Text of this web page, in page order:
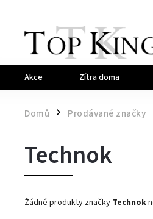
Akce Zítra doma
Domů / Prodávané značky
Technok
Žádné produkty značky Technok